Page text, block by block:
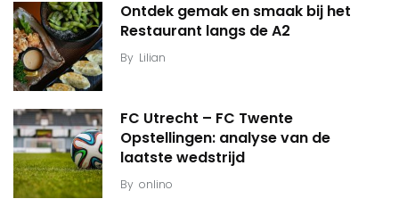
Ontdek gemak en smaak bij het
Restaurant langs de A2
By Lilian
FC Utrecht – FC Twente
Opstellingen: analyse van de
laatste wedstrijd
By onlino